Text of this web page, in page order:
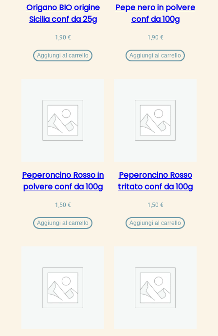
Origano BIO origine
Sicilia conf da 25g
1,90 €
Aggiungi al carrello
Pepe nero in polvere
conf da 100g
1,90 €
Aggiungi al carrello
Peperoncino Rosso in
polvere conf da 100g
1,50 €
Aggiungi al carrello
Peperoncino Rosso
tritato conf da 100g
1,50 €
Aggiungi al carrello